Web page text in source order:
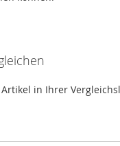
in Ihrer